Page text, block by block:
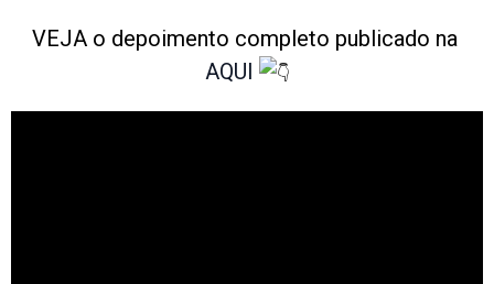
VEJA o depoimento completo publicado na
AQUI